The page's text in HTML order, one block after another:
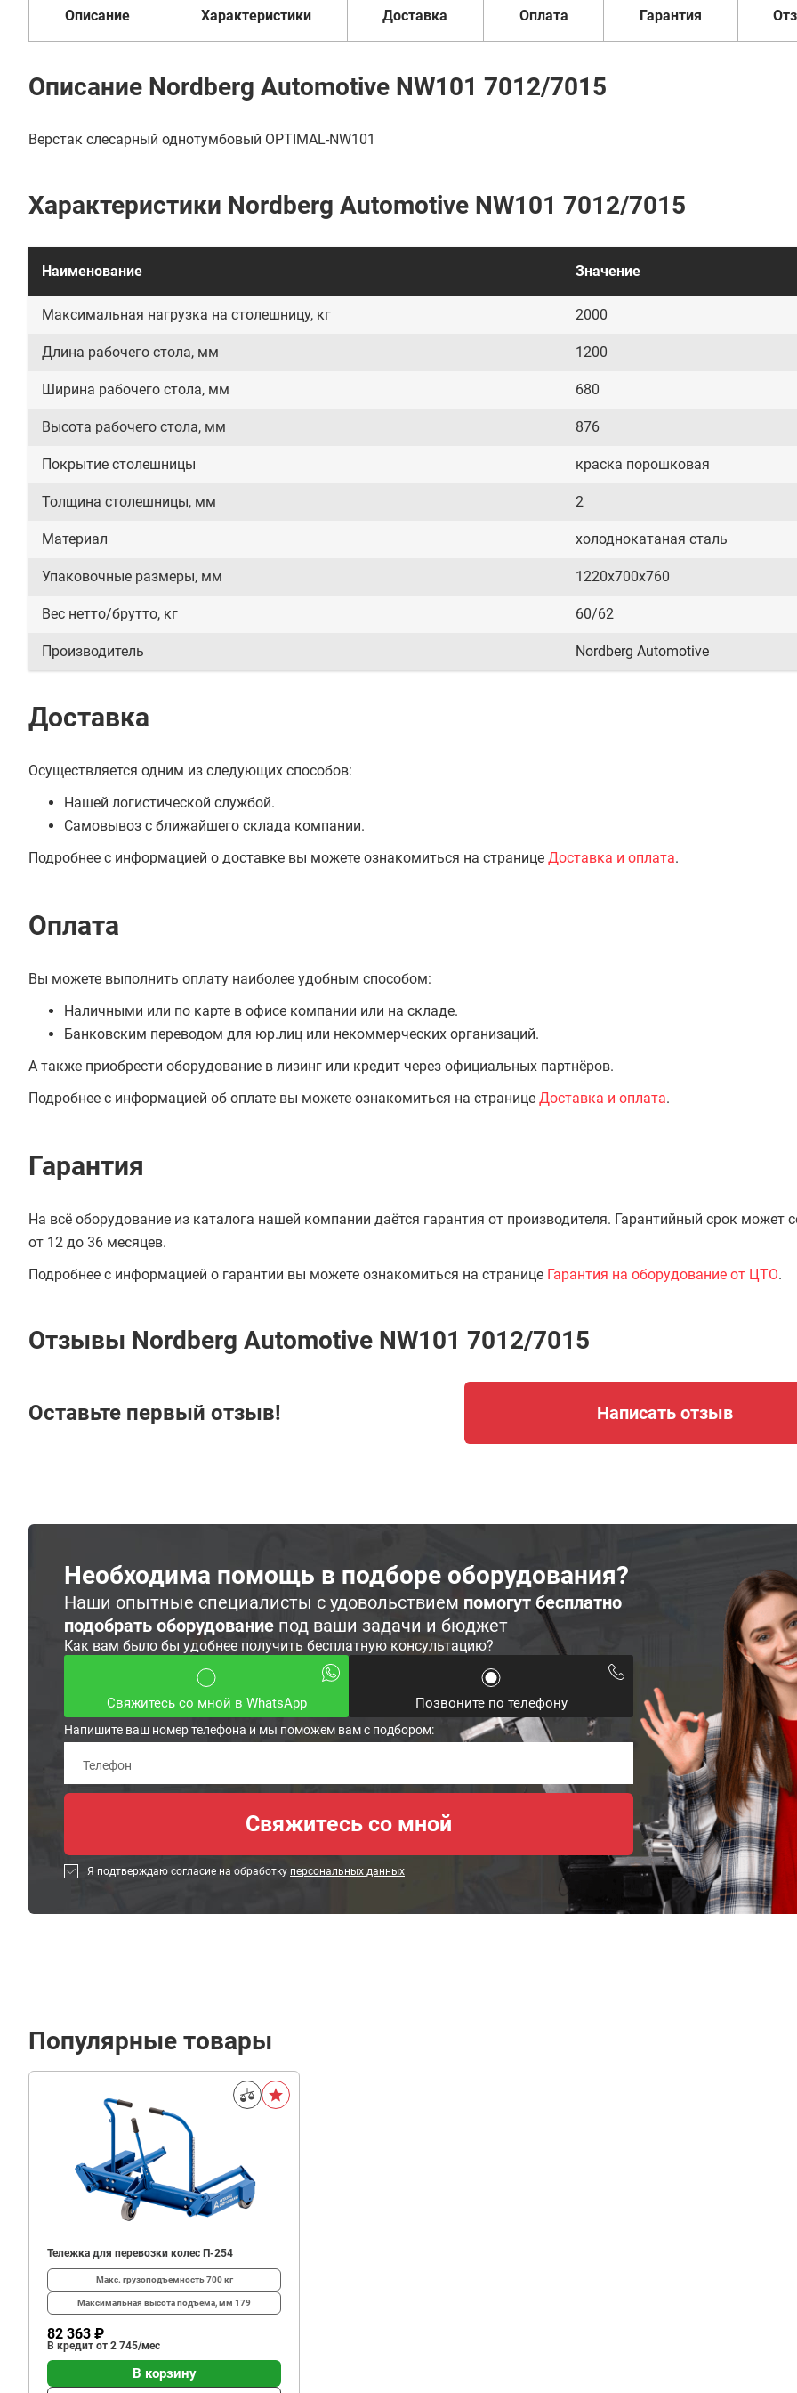
Описание Характеристики Доставка Оплата Гарантия
Описание Nordberg Automotive NW101 7012/7015
Верстак слесарный однотумбовый OPTIMAL-NW101
Характеристики Nordberg Automotive NW101 7012/7015
Наименование Значение
Максимальная нагрузка на столешницу, кг 2000
Длина рабочего стола, мм 1200
Ширина рабочего стола, мм 680
Высота рабочего стола, мм 876
Покрытие столешницы краска порошковая
Толщина столешницы, мм 2
Материал холоднокатаная сталь
Упаковочные размеры, мм 1220x700x760
Вес нетто/брутто, кг 60/62
Производитель Nordberg Automotive
Доставка
Осуществляется одним из следующих способов:
Нашей логистической службой.
Самовывоз с ближайшего склада компании.
Подробнее с информацией о доставке вы можете ознакомиться на странице Доставка и оплата.
Оплата
Вы можете выполнить оплату наиболее удобным способом:
Наличными или по карте в офисе компании или на складе.
Банковским переводом для юр.лиц или некоммерческих организаций.
А также приобрести оборудование в лизинг или кредит через официальных партнёров.
Подробнее с информацией об оплате вы можете ознакомиться на странице Доставка и оплата.
Гарантия
На всё оборудование из каталога нашей компании даётся гарантия от производителя. Гарантийный срок может
от 12 до 36 месяцев.
Подробнее с информацией о гарантии вы можете ознакомиться на странице Гарантия на оборудование от ЦТО.
Отзывы Nordberg Automotive NW101 7012/7015
Оставьте первый отзыв! Написать отзыв
Необходима помощь в подборе оборудования?
Наши опытные специалисты с удовольствием помогут бесплатно
подобрать оборудование под ваши задачи и бюджет
Как вам было бы удобнее получить бесплатную консультацию?
Свяжитесь со мной в WhatsApp Позвоните по телефону
Напишите ваш номер телефона и мы поможем вам с подбором:
Я подтверждаю согласие на обработку персональных данных
В корзину
Популярные товары
Тележка для перевозки колес П-254
Макс. грузоподъемность700 кг
Максимальная высота подъема, мм 179
82 363 ₽
В кредит от 2 745/мес
В корзину